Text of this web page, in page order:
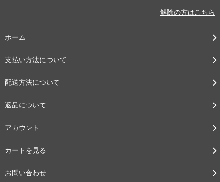
解除の方はこちら
ホーム
支払い方法について
配送方法について
返品について
アカウント
カートを見る
お問い合わせ